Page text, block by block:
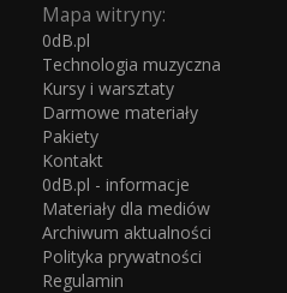
Mapa witryny:
0dB.pl
Technologia muzyczna
Kursy i warsztaty
Darmowe materiały
Pakiety
Kontakt
0dB.pl - informacje
Materiały dla mediów
Archiwum aktualności
Polityka prywatności
Regulamin